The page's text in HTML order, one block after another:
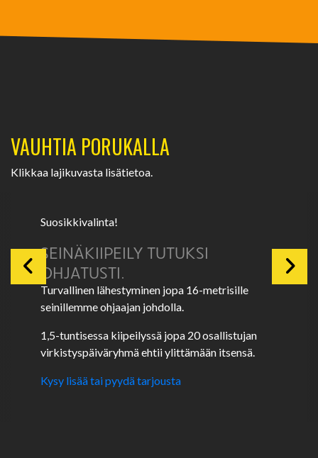
VAUHTIA PORUKALLA
Klikkaa lajikuvasta lisätietoa.
Suosikkivalinta!
SEINÄKIIPEILY TUTUKSI
OHJATUSTI.
Turvallinen lähestyminen jopa 16-metrisille
seinillemme ohjaajan johdolla.
1,5-tuntisessa kiipeilyssä jopa 20 osallistujan
virkistyspäiväryhmä ehtii ylittämään itsensä.
Kysy lisää tai pyydä tarjousta